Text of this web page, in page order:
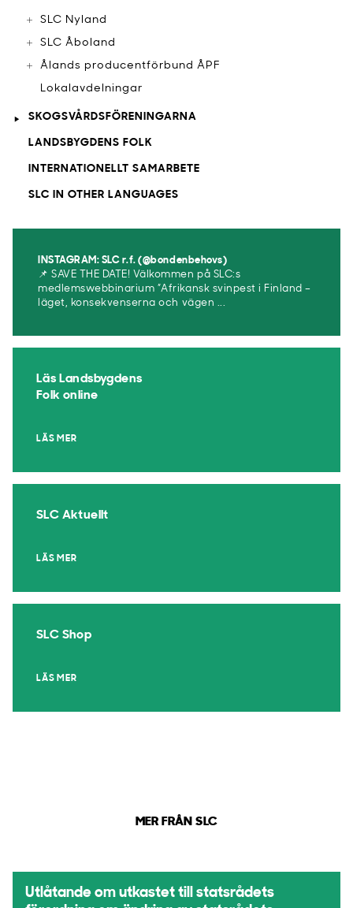
SLC Nyland
SLC Åboland
Ålands producentförbund ÅPF
Lokalavdelningar
SKOGSVÅRDSFÖRENINGARNA
LANDSBYGDENS FOLK
INTERNATIONELLT SAMARBETE
SLC IN OTHER LANGUAGES
INSTAGRAM: SLC r.f. (@bondenbehovs)
📌 SAVE THE DATE! Välkommen på SLC:s
medlemswebbinarium ”Afrikansk svinpest i Finland –
läget, konsekvenserna och vägen ...
Läs Landsbygdens
Folk online
LÄS MER
SLC Aktuellt
LÄS MER
SLC Shop
LÄS MER
MER FRÅN SLC
Utlåtande om utkastet till statsrådets